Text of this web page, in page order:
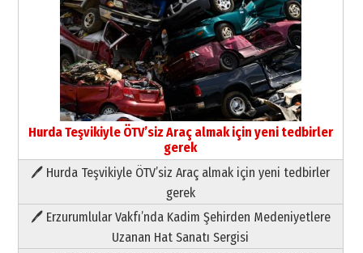
Hurda Teşvikiyle ÖTV’siz Araç almak için yeni tedbirler
gerek
🖊 Hurda Teşvikiyle ÖTV’siz Araç almak için yeni tedbirler
gerek
🖊 Erzurumlular Vakfı’nda Kadim Şehirden Medeniyetlere
Uzanan Hat Sanatı Sergisi
Paranın Aile Kültüründeki Yeri
03 Ağustos 2026 Pazartesi